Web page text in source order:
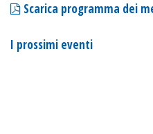
Scarica programma dei
I prossimi eventi